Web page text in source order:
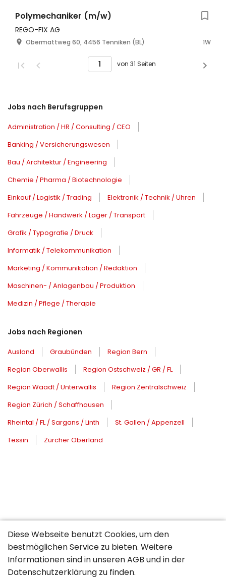
Polymechaniker (m/w)
REGO-FIX AG
Obermattweg 60, 4456 Tenniken (BL) 1W
von 31 Seiten
Jobs nach Berufsgruppen
Administration / HR / Consulting / CEO
Banking / Versicherungswesen
Bau / Architektur / Engineering
Chemie / Pharma / Biotechnologie
Einkauf / Logistik / Trading
Elektronik / Technik / Uhren
Fahrzeuge / Handwerk / Lager / Transport
Grafik / Typografie / Druck
Informatik / Telekommunikation
Marketing / Kommunikation / Redaktion
Maschinen- / Anlagenbau / Produktion
Medizin / Pflege / Therapie
Jobs nach Regionen
Ausland Graubünden
Region Bern
Region Oberwallis
Region Ostschweiz / GR / FL
Region Waadt / Unterwallis
Region Zentralschweiz
Region Zürich / Schaffhausen
Rheintal / FL / Sargans / Linth
St. Gallen / Appenzell
Tessin
Zürcher Oberland
Diese Webseite benutzt Cookies, um den
bestmöglichen Service zu bieten. Weitere
Informationen sind in unserenAGB und in der
Datenschutzerklärung zu finden.